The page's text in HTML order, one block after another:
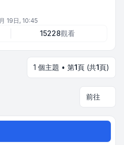
19日, 10:45
15228觀看
1 個主題 • 第1頁 (共1頁)
前往